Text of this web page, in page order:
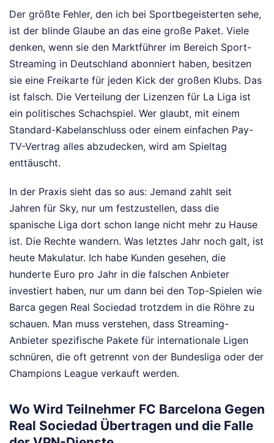
Der größte Fehler, den ich bei Sportbegeisterten sehe,
ist der blinde Glaube an das eine große Paket. Viele
denken, wenn sie den Marktführer im Bereich Sport-
Streaming in Deutschland abonniert haben, besitzen
sie eine Freikarte für jeden Kick der großen Klubs. Das
ist falsch. Die Verteilung der Lizenzen für La Liga ist
ein politisches Schachspiel. Wer glaubt, mit einem
Standard-Kabelanschluss oder einem einfachen Pay-
TV-Vertrag alles abzudecken, wird am Spieltag
enttäuscht.
In der Praxis sieht das so aus: Jemand zahlt seit
Jahren für Sky, nur um festzustellen, dass die
spanische Liga dort schon lange nicht mehr zu Hause
ist. Die Rechte wandern. Was letztes Jahr noch galt, ist
heute Makulatur. Ich habe Kunden gesehen, die
hunderte Euro pro Jahr in die falschen Anbieter
investiert haben, nur um dann bei den Top-Spielen wie
Barca gegen Real Sociedad trotzdem in die Röhre zu
schauen. Man muss verstehen, dass Streaming-
Anbieter spezifische Pakete für internationale Ligen
schnüren, die oft getrennt von der Bundesliga oder der
Champions League verkauft werden.
Wo Wird Teilnehmer FC Barcelona Gegen
Real Sociedad Übertragen und die Falle